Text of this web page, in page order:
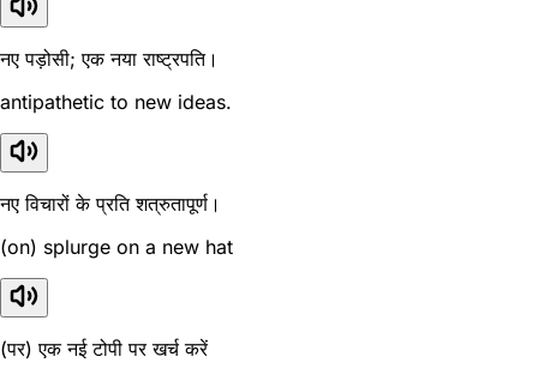
नए पड़ोसी; एक नया राष्ट्रपति।
antipathetic to new ideas.
नए विचारों के प्रति शत्रुतापूर्ण।
(on) splurge on a new hat
(पर) एक नई टोपी पर खर्च करें